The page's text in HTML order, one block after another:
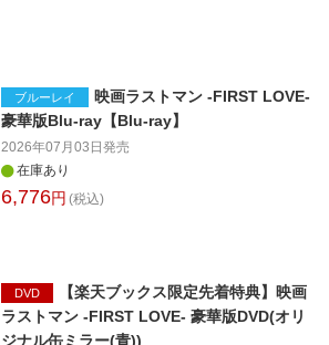
ブルーレイ
映画ラストマン -FIRST LOVE-
豪華版Blu-ray【Blu-ray】
2026年07月03日 発売
在庫あり
6,776円 (税込)
DVD
【楽天ブックス限定先着特典】映画
ラストマン -FIRST LOVE- 豪華版DVD(オリ
ジナル缶ミラー(青))